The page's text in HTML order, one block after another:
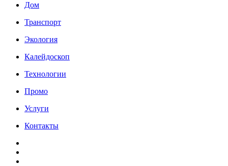
Дом
Транспорт
Экология
Калейдоскоп
Технологии
Промо
Услуги
Контакты